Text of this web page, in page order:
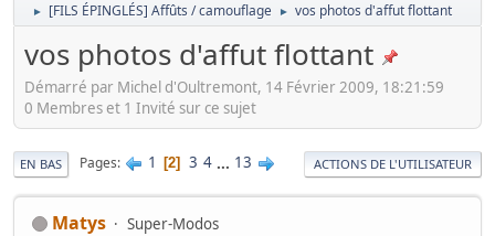
► [FILS ÉPINGLÉS] Affûts / camouflage ► vos photos d'affut flottant
vos photos d'affut flottant
Démarré par Michel d'Oultremont, 14 Février 2009, 18:21:59
0 Membres et 1 Invité sur ce sujet
EN BAS Pages 1 2 3 4 ... 13 ACTIONS DE L'UTILISATEUR
Matys
Super-Modos